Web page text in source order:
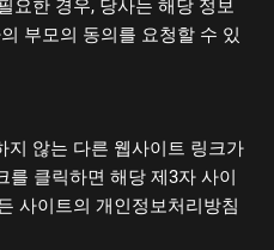
요한 경우, 당사는 해당 정보
부모의 동의를 요청할 수 있
지 않는 다른 웹사이트 링크가
를 클릭하면 해당 제3자 사이
사이트의 개인정보처리방침